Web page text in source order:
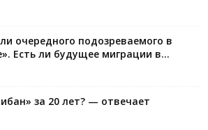
очередного подозреваемого в
Есть ли будущее миграции в...
за 20 лет? — отвечает